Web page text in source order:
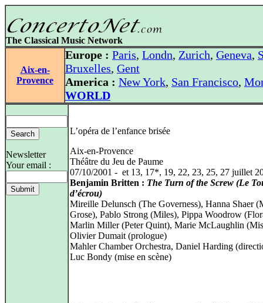
The Classical Music Network
Aix-en-
Provence
Europe : Paris, Londn, Zurich, Geneva,
Bruxelles, Gent
America : New York, San Francisco,
WORLD
Newsletter
Your email :
L’opéra de l’enfance brisée
Aix-en-Provence
Théâtre du Jeu de Paume
07/10/2001 - et 13, 17*, 19, 22, 23, 25, 27 juillet
Benjamin Britten : The Turn of the Screw (Le
d’écrou)
Mireille Delunsch (The Governess), Hanna Shaer
Grose), Pablo Strong (Miles), Pippa Woodrow
Marlin Miller (Peter Quint), Marie McLaughlin
Olivier Dumait (prologue)
Mahler Chamber Orchestra, Daniel Harding
Luc Bondy (mise en scène)